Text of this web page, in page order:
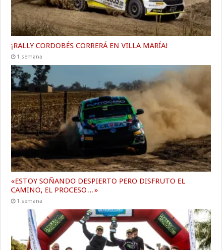
¡RALLY CORDOBÉS CORRERÁ EN VILLA MARÍA!
1 semana
«ESTOY SOÑANDO DESPIERTO PERO DISFRUTO EL
CAMINO, EL PROCESO…»
1 semana